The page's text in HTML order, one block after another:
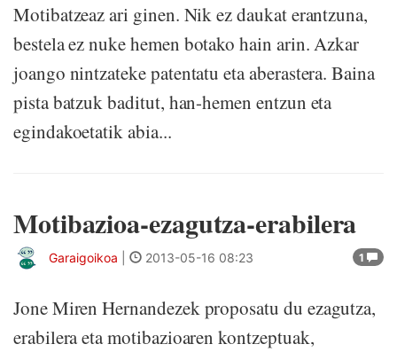
Motibatzeaz ari ginen. Nik ez daukat erantzuna,
bestela ez nuke hemen botako hain arin. Azkar
joango nintzateke patentatu eta aberastera. Baina
pista batzuk baditut, han-hemen entzun eta
egindakoetatik abia...
Motibazioa-ezagutza-erabilera
1
Garaigoikoa 2013-05-16 08:23
Jone Miren Hernandezek proposatu du ezagutza,
erabilera eta motibazioaren kontzeptuak,